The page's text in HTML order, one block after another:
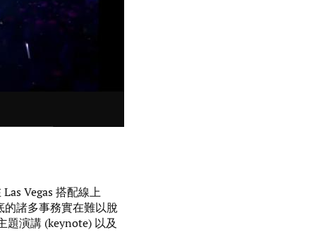
Vegas 搭配線上
諸多事務實在難以脫
題演講 (keynote) 以及